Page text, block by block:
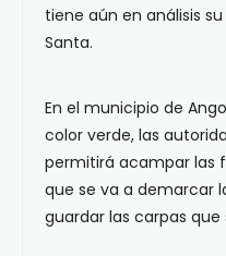
tiene aún en análisis
Santa.
En el municipio de
color verde, las
permitirá acampar las
que se va a demarcar
guardar las carpas que